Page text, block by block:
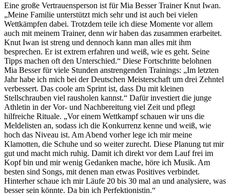
Eine große Vertrauensperson ist für Mia Besser Trainer Knut Iwan.
„Meine Familie unterstützt mich sehr und ist auch bei vielen
Wettkämpfen dabei. Trotzdem teile ich diese Momente vor allem
auch mit meinem Trainer, denn wir haben das zusammen erarbeitet.
Knut Iwan ist streng und dennoch kann man alles mit ihm
besprechen. Er ist extrem erfahren und weiß, wie es geht. Seine
Tipps machen oft den Unterschied.“ Diese Fortschritte belohnen
Mia Besser für viele Stunden anstrengenden Trainings: „Im letzten
Jahr habe ich mich bei der Deutschen Meisterschaft um drei Zehntel
verbessert. Das coole am Sprint ist, dass Du mit kleinen
Stellschrauben viel rausholen kannst.“ Dafür investiert die junge
Athletin in der Vor- und Nachbereitung viel Zeit und pflegt
hilfreiche Rituale. „Vor einem Wettkampf schauen wir uns die
Meldelisten an, sodass ich die Konkurrenz kenne und weiß, wie
hoch das Niveau ist. Am Abend vorher lege ich mir meine
Klamotten, die Schuhe und so weiter zurecht. Diese Planung tut mir
gut und macht mich ruhig. Damit ich direkt vor dem Lauf frei im
Kopf bin und mir wenig Gedanken mache, höre ich Musik. Am
besten sind Songs, mit denen man etwas Positives verbindet.
Hinterher schaue ich mir Läufe 20 bis 30 mal an und analysiere, was
besser sein könnte. Da bin ich Perfektionistin.“